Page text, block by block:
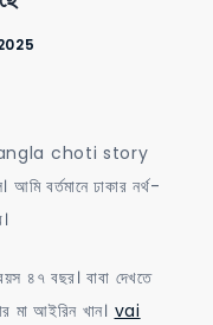
choti story
আমি বর্তমানে ঢাকার নর্থ-
৪৭ বছর। বাবা দেখতে
মা আইরিন খান। vai